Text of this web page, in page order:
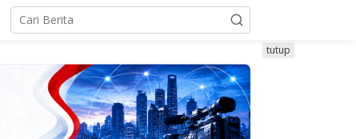
tutup